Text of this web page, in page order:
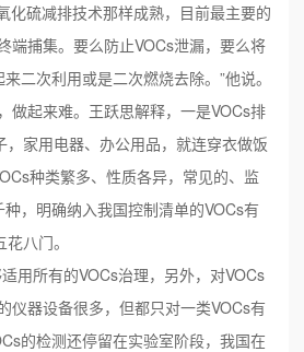
化硫减排技术那样成熟，目前最主要的
端捕集。要么防止VOCs泄漏，要么将
二次利用或是二次燃烧去除。”他说。
做起来难。王跃思解释，一是VOCs排
，家用电器、办公用品，就连穿衣做饭
种类繁多、性质各异，常见的、监
，明确纳入我国控制清单的VOCs有
八门。
用所有的VOCs治理，另外，对VOCs
仪器设备很多，但都只对一类VOCs有
的检测还停留在实验室阶段，我国在